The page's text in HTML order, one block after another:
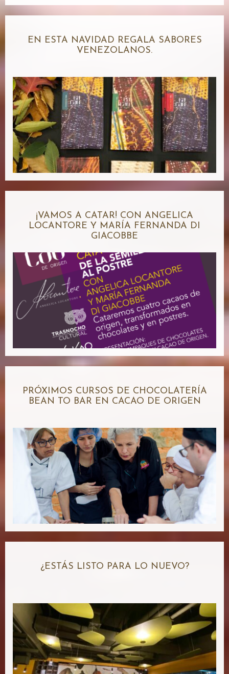
EN ESTA NAVIDAD REGALA SABORES
VENEZOLANOS.
¡VAMOS A CATAR! CON ANGELICA
LOCANTORE Y MARÍA FERNANDA DI
GIACOBBE
PRÓXIMOS CURSOS DE CHOCOLATERÍA
BEAN TO BAR EN CACAO DE ORIGEN
¿ESTÁS LISTO PARA LO NUEVO?